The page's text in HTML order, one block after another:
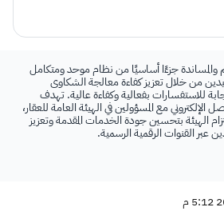
والمساندة جزءًا أساسيًا من نظام موحد ومتكامل
من خلال تعزيز كفاءة معالجة الشكاوى
للاستفسارات بفعالية وكفاءة عالية. تهدف
الإلكتروني مع المسؤولين في الهيئة العامة للعقار،
الهيئة بتحسين جودة الخدمات المقدمة وتعزيز
عبر القنوات الرقمية الرسمية.